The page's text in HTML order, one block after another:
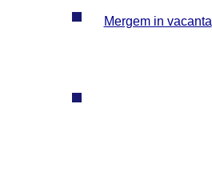
Mergem in vacanta